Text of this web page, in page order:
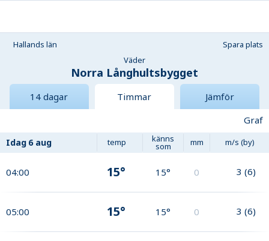
Hallands län
Spara plats
Väder
Norra Långhultsbygget
14 dagar Timmar
Jämför
Graf
Idag 6 aug temp känns
som mm m/s (by)
04:00 15° 15° 0 3 (6)
05:00 15° 15° 0 3 (6)